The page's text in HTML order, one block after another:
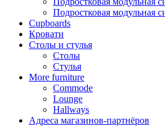
Подростковая модульная
Cupboards
Кровати
Столы и стулья
Столы
Стулья
More furniture
Commode
Lounge
Hallways
Адреса магазинов-партнёров